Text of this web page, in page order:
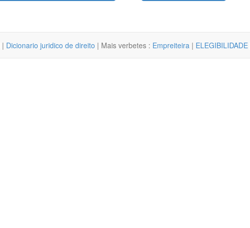
| Dicionario juridico de direito | Mais verbetes : Empreiteira | ELEGIBILIDADE